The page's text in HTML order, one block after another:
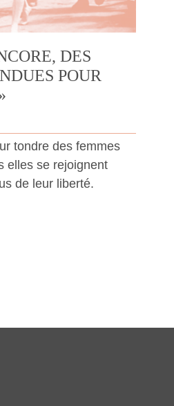
DES
POUR
tondre des femmes
elles se rejoignent
de leur liberté.